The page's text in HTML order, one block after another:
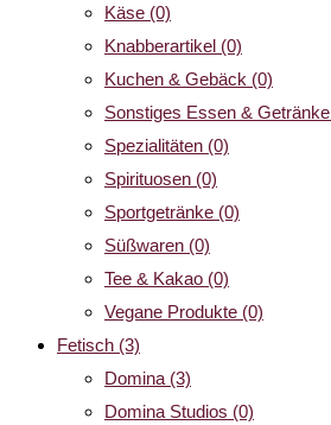
Käse (0)
Knabberartikel (0)
Kuchen & Gebäck (0)
Sonstiges Essen & Getränke
Spezialitäten (0)
Spirituosen (0)
Sportgetränke (0)
Süßwaren (0)
Tee & Kakao (0)
Vegane Produkte (0)
Fetisch (3)
Domina (3)
Domina Studios (0)